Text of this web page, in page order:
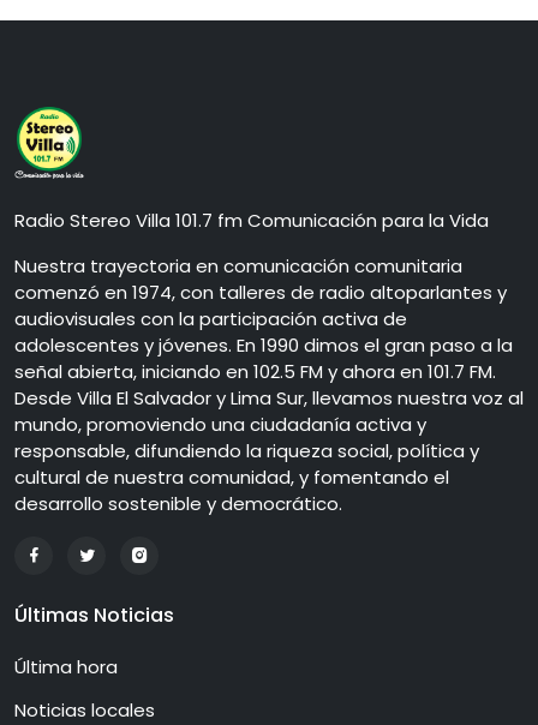
Radio Stereo Villa 101.7 fm Comunicación para la Vida
Nuestra trayectoria en comunicación comunitaria
comenzó en 1974, con talleres de radio altoparlantes y
audiovisuales con la participación activa de
adolescentes y jóvenes. En 1990 dimos el gran paso a la
señal abierta, iniciando en 102.5 FM y ahora en 101.7 FM.
Desde Villa El Salvador y Lima Sur, llevamos nuestra voz al
mundo, promoviendo una ciudadanía activa y
responsable, difundiendo la riqueza social, política y
cultural de nuestra comunidad, y fomentando el
desarrollo sostenible y democrático.
Últimas Noticias
Última hora
Noticias locales